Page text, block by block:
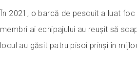
În 2021, o barcă de pescuit a luat
membri ai echipajului au reușit să
locul au găsit patru pisoi prinși în